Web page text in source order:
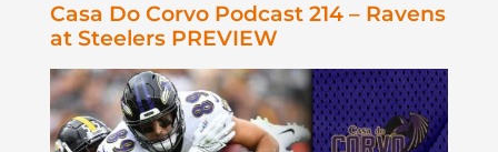
Casa Do Corvo Podcast 214 – Ravens
at Steelers PREVIEW